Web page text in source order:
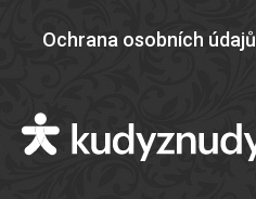
Ochrana osobních údajů